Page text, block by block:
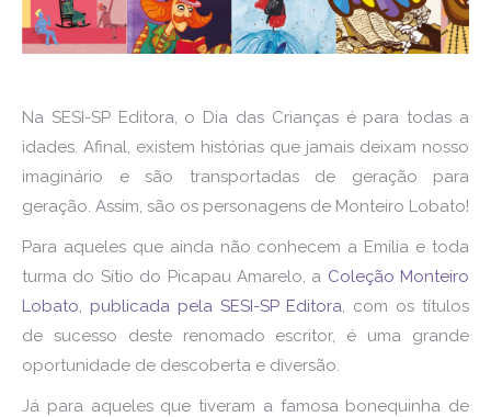
Na SESI-SP Editora, o Dia das Crianças é para todas a
idades. Afinal, existem histórias que jamais deixam nosso
imaginário e são transportadas de geração para
geração. Assim, são os personagens de Monteiro Lobato!
Para aqueles que ainda não conhecem a Emília e toda
turma do Sítio do Picapau Amarelo, a Coleção Monteiro
Lobato, publicada pela SESI-SP Editora, com os títulos
de sucesso deste renomado escritor, é uma grande
oportunidade de descoberta e diversão.
Já para aqueles que tiveram a famosa bonequinha de